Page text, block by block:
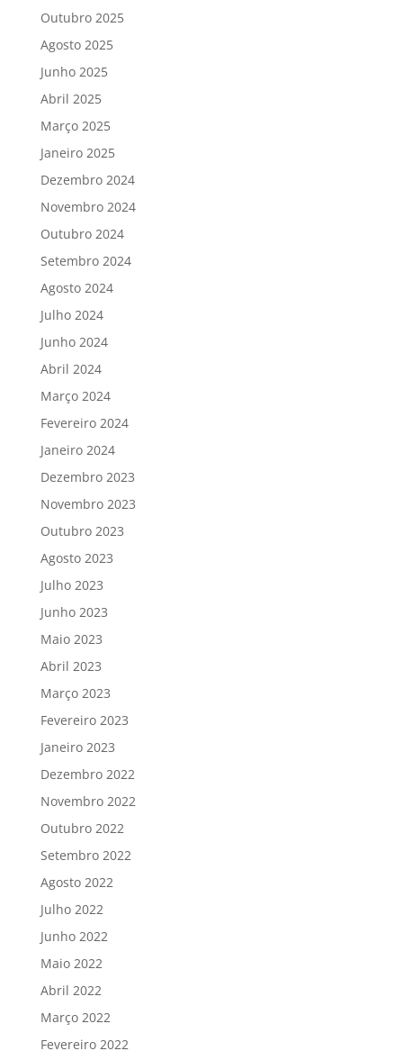
Outubro 2025
Agosto 2025
Junho 2025
Abril 2025
Março 2025
Janeiro 2025
Dezembro 2024
Novembro 2024
Outubro 2024
Setembro 2024
Agosto 2024
Julho 2024
Junho 2024
Abril 2024
Março 2024
Fevereiro 2024
Janeiro 2024
Dezembro 2023
Novembro 2023
Outubro 2023
Agosto 2023
Julho 2023
Junho 2023
Maio 2023
Abril 2023
Março 2023
Fevereiro 2023
Janeiro 2023
Dezembro 2022
Novembro 2022
Outubro 2022
Setembro 2022
Agosto 2022
Julho 2022
Junho 2022
Maio 2022
Abril 2022
Março 2022
Fevereiro 2022